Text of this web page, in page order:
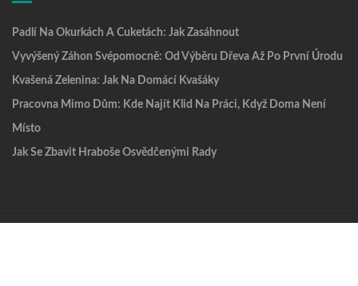
Padlí Na Okurkách A Cuketách: Jak Zasáhnout
Vyvýšený Záhon Svépomocně: Od Výběru Dřeva Až Po První Úrodu
Kvašená Zelenina: Jak Na Domácí Kvašáky
Pracovna Mimo Dům: Kde Najít Klid Na Práci, Když Doma Není
Místo
Jak Se Zbavit Hraboše Osvědčenými Rady